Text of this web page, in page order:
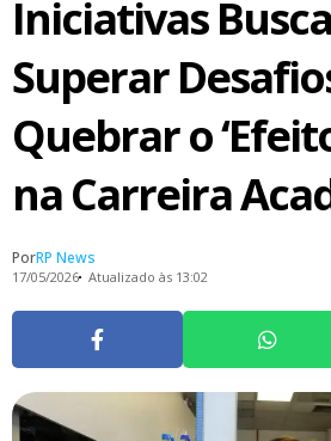
Iniciativas
Superar
Quebrar o
na Carreira
PorRP News
17/05/2026 Atualizado às 13:02